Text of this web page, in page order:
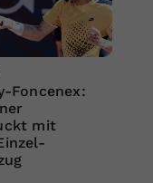
Foncenex:
mit